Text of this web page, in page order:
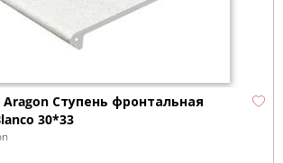
Aragon Ступень фронтальная
30*33